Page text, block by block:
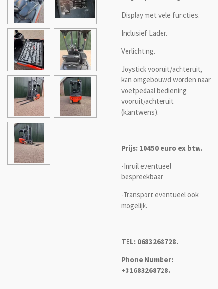
Display met vele functies.
Inclusief Lader.
Verlichting.
Joystick vooruit/achteruit,
kan omgebouwd worden naar
voetpedaal bediening
vooruit/achteruit
(klantwens).
Prijs: 10450 euro ex btw.
-Inruil eventueel
bespreekbaar.
-Transport eventueel ook
mogelijk.
TEL: 0683268728.
Phone Number:
+31683268728.